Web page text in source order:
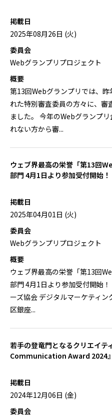
掲載日
2025年08月26日 (火)
委員会
Webグランプリプロジェクト
概要
第13回Webグランプリでは、
れた特別審査委員の方々に、審
ました。 今年のWebグランプ
れない方から審...
ウェブ界最高の栄誉「第13回
部門 4月1日より参加受付開始！
掲載日
2025年04月01日 (火)
委員会
Webグランプリプロジェクト
概要
ウェブ界最高の栄誉「第13回
部門 4月1日より参加受付開始
ーズ協会 デジタルマーケティ
区銀座...
若手の登竜門となるクリエイ
Communication Award 2024
掲載日
2024年12月06日 (金)
委員会